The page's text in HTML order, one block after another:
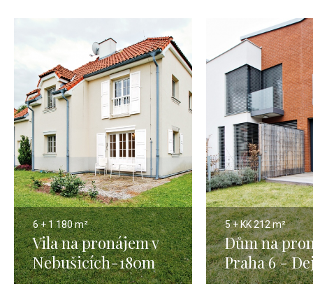
6 + 1180 m²
Vila na pronájem v
Nebušicích-180m
5 + KK212 m²
Dům na
Praha 6 -
212m